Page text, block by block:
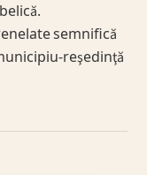
semnifică
reşedinţă